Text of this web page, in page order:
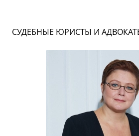
СУДЕБНЫЕ ЮРИСТЫ И